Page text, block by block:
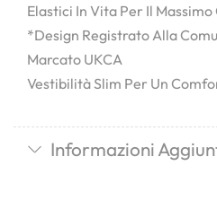
Elastici In Vita Per Il
*Design Registrato Alla
Marcato UKCA
Vestibilità Slim Per Un
Informazioni